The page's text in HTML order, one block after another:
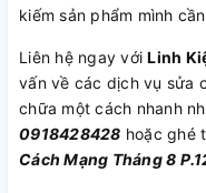
kiếm sản phẩm mình
Liên hệ ngay vớiLinh
vấn về các dịch vụ sửa
chữa một cách nhanh
0918428428 hoặc ghé
Cách Mạng Tháng 8